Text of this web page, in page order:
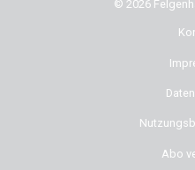
© 2026
Abo